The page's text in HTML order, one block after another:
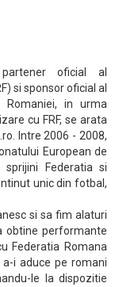
oficial al
si sponsor oficial al
in urma
cu FRF, se arata
Intre 2006 - 2008,
European de
sprijini Federatia si
unic din fotbal,
si sa fim alaturi
obtine performante
Federatia Romana
i aduce pe romani
le la dispozitie